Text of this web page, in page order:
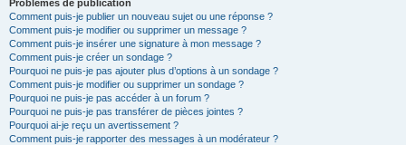
Problèmes de publication
Comment puis-je publier un nouveau sujet ou une réponse ?
Comment puis-je modifier ou supprimer un message ?
Comment puis-je insérer une signature à mon message ?
Comment puis-je créer un sondage ?
Pourquoi ne puis-je pas ajouter plus d’options à un sondage ?
Comment puis-je modifier ou supprimer un sondage ?
Pourquoi ne puis-je pas accéder à un forum ?
Pourquoi ne puis-je pas transférer de pièces jointes ?
Pourquoi ai-je reçu un avertissement ?
Comment puis-je rapporter des messages à un modérateur ?